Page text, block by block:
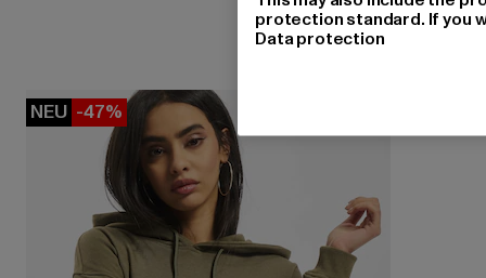
NEU -47%
protection standard. If you
Data protection